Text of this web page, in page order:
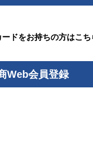
ドをお持ちの方はこち
Web会員登録